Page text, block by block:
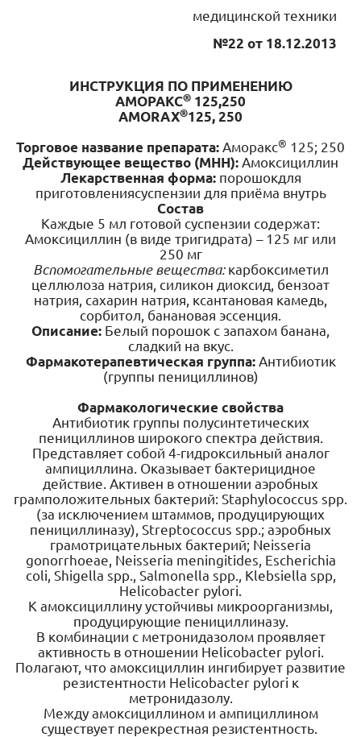
медицинской техники
№22 от 18.12.2013
ИНСТРУКЦИЯ ПО ПРИМЕНЕНИЮ
АМОРАКС® 125,250
AMORAX®125, 250
Торговое название препарата: Аморакс® 125; 250
Действующее вещество (МНН): Амоксициллин
Лекарственная форма: порошокдля
приготовлениясуспензии для приёма внутрь
Состав
Каждые 5 мл готовой суспензии содержат:
Амоксициллин (в виде тригидрата) – 125 мг или
250 мг
Вспомогательные вещества:карбоксиметил
целлюлоза натрия, силикон диоксид, бензоат
натрия, сахарин натрия, ксантановая камедь,
сорбитол, банановая эссенция.
Описание: Белый порошок с запахом банана,
сладкий на вкус.
Фармакотерапевтическая группа: Антибиотик
(группы пенициллинов)
Фармакологические свойства
Антибиотик группы полусинтетических
пенициллинов широкого спектра действия.
Представляет собой 4-гидроксильный аналог
ампициллина. Оказывает бактерицидное
действие. Активен в отношении аэробных
грамположительных бактерий: Staphylococcus spp.
(за исключением штаммов, продуцирующих
пенициллиназу), Streptococcus spp.; аэробных
грамотрицательных бактерий; Neisseria
gonorrhoeae, Neisseria meningitides, Escherichia
coli, Shigella spp., Salmonella spp., Klebsiella spp,
Helicobacter pylori.
К амоксициллину устойчивы микроорганизмы,
продуцирующие пенициллиназу.
В комбинации с метронидазолом проявляет
активность в отношении Helicobacter pylori.
Полагают, что амоксициллин ингибирует развитие
резистентности Helicobacter pylori к
метронидазолу.
Между амоксициллином и ампициллином
существует перекрестная резистентность.